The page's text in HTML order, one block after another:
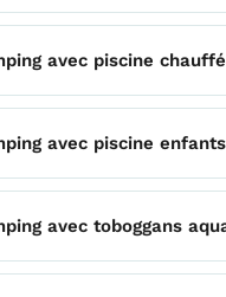
avec piscine
avec piscine
avec toboggans